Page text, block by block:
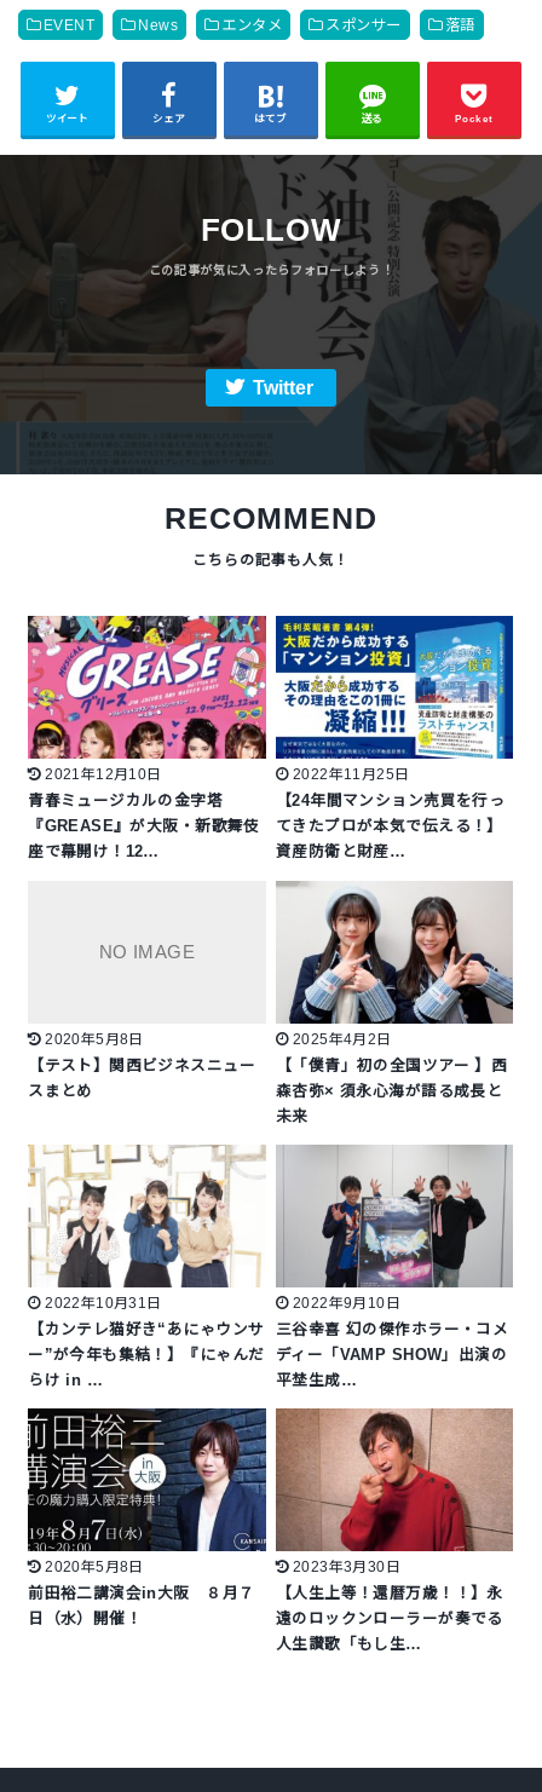
EVENT News エンタメ スポンサー 落語
ツイート シェア はてブ 送る Pocket
FOLLOW
Twitter
RECOMMEND
2021年12月10日
青春ミュージカルの金字塔
『GREASE』が大阪・新歌舞伎
座で幕開け！12…
2022年11月25日
【24年間マンション売買を行っ
てきたプロが本気で伝える！】
資産防衛と財産…
2020年5月8日
【テスト】関西ビジネスニュー
スまとめ
2025年4月2日
【「僕青」初の全国ツアー 】西
森杏弥× 須永心海が語る成長と
未来
2022年10月31日
【カンテレ猫好き“あにゃウンサ
ー”が今年も集結！】『にゃんだ
らけ in …
2022年9月10日
三谷幸喜 幻の傑作ホラー・コメ
ディー「VAMP SHOW」出演の
平埜生成…
2020年5月8日
前田裕二講演会in大阪 ８月７
日（水）開催！
2023年3月30日
【人生上等！還暦万歳！！】永
遠のロックンローラーが奏でる
人生讃歌「もし生…